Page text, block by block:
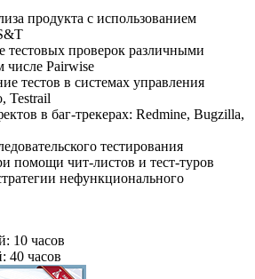
продукта с использованием
тестовых проверок различными
числе Pairwise
тестов в системах управления
Testrail
в баг-трекерах: Redmine, Bugzilla,
тестирования
помощи чит-листов и тест-туров
нефункционального
10 часов
40 часов